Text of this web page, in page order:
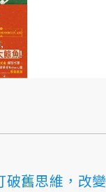
破舊思維，改變